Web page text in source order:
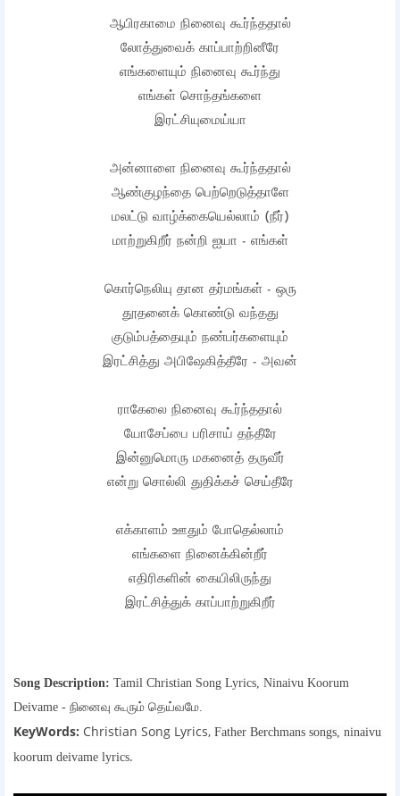
ஆபிரகாமை நினைவு கூர்ந்ததால்
லோத்துவைக் காப்பாற்றினீரே
எங்களையும் நினைவு கூர்ந்து
எங்கள் சொந்தங்களை
இரட்சியுமைய்யா
அன்னாளை நினைவு கூர்ந்ததால்
ஆண்குழந்தை பெற்றெடுத்தாளே
மலட்டு வாழ்க்கையெல்லாம் (நீர்)
மாற்றுகிறீர் நன்றி ஐயா - எங்கள்
கொர்நெலியு தான தர்மங்கள் - ஒரு
தூதனைக் கொண்டு வந்தது
குடும்பத்தையும் நண்பர்களையும்
இரட்சித்து அபிஷேகித்தீரே - அவன்
ராகேலை நினைவு கூர்ந்ததால்
யோசேப்பை பரிசாய் தந்தீரே
இன்னுமொரு மகனைத் தருவீர்
என்று சொல்லி துதிக்கச் செய்தீரே
எக்காளம் ஊதும் போதெல்லாம்
எங்களை நினைக்கின்றீர்
எதிரிகளின் கையிலிருந்து
இரட்சித்துக் காப்பாற்றுகிறீர்
Song Description: Tamil Christian Song Lyrics, Ninaivu Koorum
Deivame - நினைவு கூரும் தெய்வமே.
KeyWords: Christian Song Lyrics, Father Berchmans songs, ninaivu
koorum deivame lyrics.